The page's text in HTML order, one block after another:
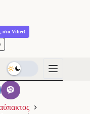
στο Viber!